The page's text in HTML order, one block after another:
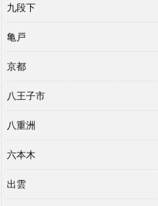
九段下
亀戸
京都
八王子市
八重洲
六本木
出雲